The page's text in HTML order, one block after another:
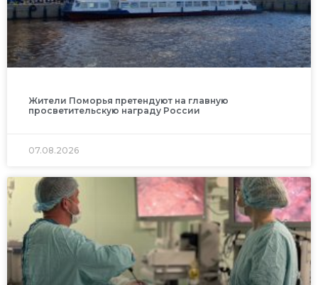
Жители Поморья претендуют на главную
просветительскую награду России
07.08.2026